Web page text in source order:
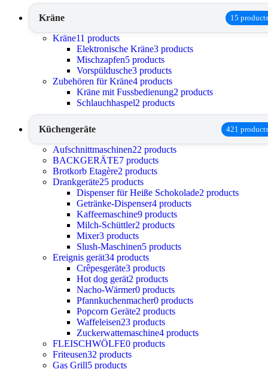
Kräne 15 products
Kräne11 products
Elektronische Kräne3 products
Mischzapfen5 products
Vorspüldusche3 products
Zubehören für Kräne4 products
Kräne mit Fussbedienung2 products
Schlauchhaspel2 products
Küchengeräte 421 products
Aufschnittmaschinen22 products
BACKGERÄTE7 products
Brotkorb Etagère2 products
Drankgeräte25 products
Dispenser für Heiße Schokolade2 products
Getränke-Dispenser4 products
Kaffeemaschine9 products
Milch-Schüttler2 products
Mixer3 products
Slush-Maschinen5 products
Ereignis gerät34 products
Crêpesgeräte3 products
Hot dog gerät2 products
Nacho-Wärmer0 products
Pfannkuchenmacher0 products
Popcorn Geräte2 products
Waffeleisen23 products
Zuckerwattemaschine4 products
FLEISCHWÖLFE0 products
Friteusen32 products
Gas Grill5 products